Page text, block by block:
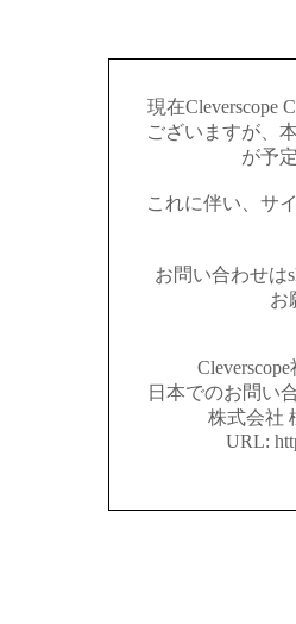
現在Cleverscope
ございますが、
が予
これに伴い、サ
お問い合わせは
お
日本でのお問い
株式会社
URL: